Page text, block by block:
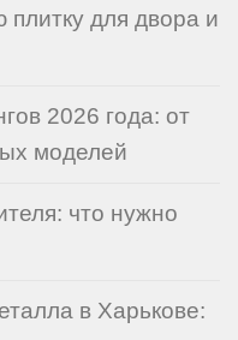
плитку для двора и
2026 года: от
моделей
что нужно
в Харькове: